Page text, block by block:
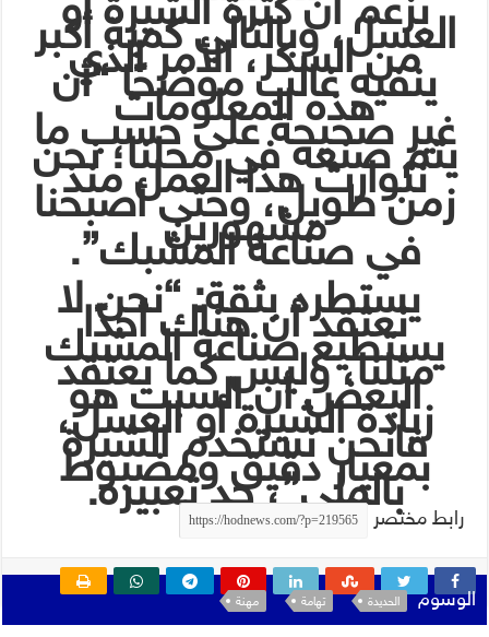
العسل، وبالتالي كمية أكبر
من السكر، الأمر الذي
ينفيه غالب موضحًا “أن
هذه المعلومات
غير صحيحة على حسب ما
يتم صنعه في محلنا؛ نحن
نتوارث هذا العمل منذ
زمن طويل، وحتى أصبحنا
مشهورين
في صناعة المشبك”.
يستطرد بثقة: “نحن لا
نعتقد أن هناك أحدًا
يستطيع صناعة المشبك
مثلنا، وليس كما يعتقد
البعض أن السبب هو
زيادة الشيرة أو العسل،
فانحن نستخدم الشيرة
بمعيار دقيق ومضبوط
بالملي”، حد تعبيره.رابط مختصر
الوسوم الحديدة تهامة مهنة